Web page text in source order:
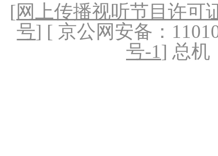
[网上传播视听节目许可
号] [ 京公网安备：
号-1] 总机